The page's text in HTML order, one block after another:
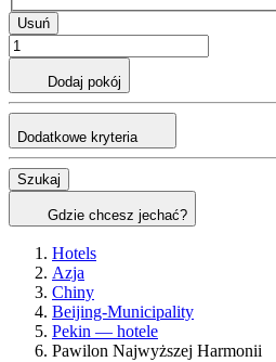
Usuń
Dodaj pokój
Dodatkowe kryteria
Szukaj
Gdzie chcesz jechać?
Hotels
Azja
Chiny
Beijing-Municipality
Pekin — hotele
Pawilon Najwyższej Harmonii